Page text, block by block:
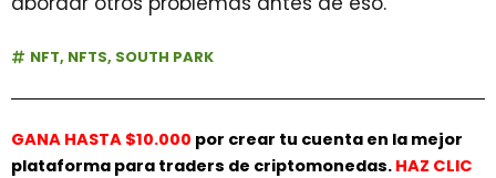
NFT, NFTS, SOUTH PARK
GANA HASTA $10.000 por crear tu cuenta en la mejor
plataforma para traders de criptomonedas. HAZ CLIC